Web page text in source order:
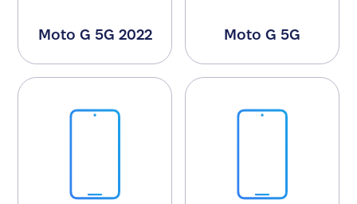
Moto G 5G 2022 Moto G 5G